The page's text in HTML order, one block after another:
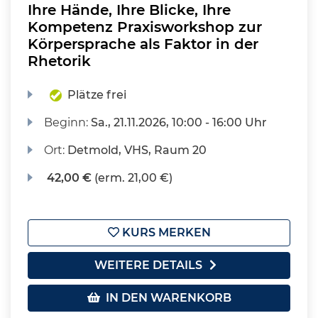
Ihre Hände, Ihre Blicke, Ihre
Kompetenz Praxisworkshop zur
Körpersprache als Faktor in der
Rhetorik
Plätze frei
Beginn:Sa., 21.11.2026, 10:00 - 16:00 Uhr
Ort: Detmold, VHS, Raum 20
42,00 € (erm. 21,00 €)
KURS MERKEN
WEITERE DETAILS
IN DEN WARENKORB